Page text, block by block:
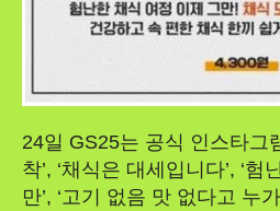
24일 GS25는 공식 인스타그
착’, ‘채식은 대세입니다’, ‘
만’, ‘고기 없음 맛 없다고 누